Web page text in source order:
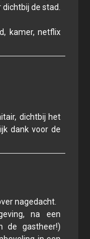
de stad.
kamer, netflix
dichtbij het
dank voor de
nagedacht.
na een
de gastheer!)